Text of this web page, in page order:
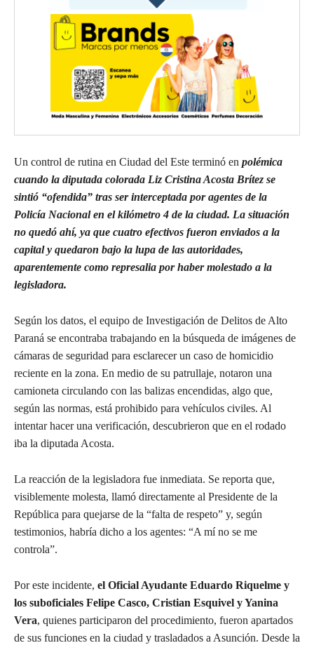
Un control de rutina en Ciudad del Este terminó en polémica
cuando la diputada colorada Liz Cristina Acosta Brítez se
sintió “ofendida” tras ser interceptada por agentes de la
Policía Nacional en el kilómetro 4 de la ciudad. La situación
no quedó ahí, ya que cuatro efectivos fueron enviados a la
capital y quedaron bajo la lupa de las autoridades,
aparentemente como represalia por haber molestado a la
legisladora.
Según los datos, el equipo de Investigación de Delitos de Alto
Paraná se encontraba trabajando en la búsqueda de imágenes de
cámaras de seguridad para esclarecer un caso de homicidio
reciente en la zona. En medio de su patrullaje, notaron una
camioneta circulando con las balizas encendidas, algo que,
según las normas, está prohibido para vehículos civiles. Al
intentar hacer una verificación, descubrieron que en el rodado
iba la diputada Acosta.
La reacción de la legisladora fue inmediata. Se reporta que,
visiblemente molesta, llamó directamente al Presidente de la
República para quejarse de la “falta de respeto” y, según
testimonios, habría dicho a los agentes: “A mí no se me
controla”.
Por este incidente, el Oficial Ayudante Eduardo Riquelme y
los suboficiales Felipe Casco, Cristian Esquivel y Yanina
Vera, quienes participaron del procedimiento, fueron apartados
de sus funciones en la ciudad y trasladados a Asunción. Desde la